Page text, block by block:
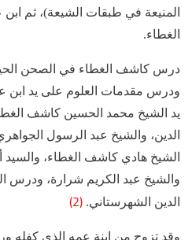
المنيعة في طبقات الشيعة)، ثم
الغطاء.
درس كاشف الغطاء في الصحن
ودرس مقدمات العلوم على يد ابن
يد الشيخ محمد الحسين كاشف
الدين، والشيخ عبد الرسول
الشيخ هادي كاشف الغطاء، والسيد
والشيخ عبد الكريم شرارة، ودرس
الدين الشهرستاني. (2)
وقد تزوج من ابنة عمه الذي كفله